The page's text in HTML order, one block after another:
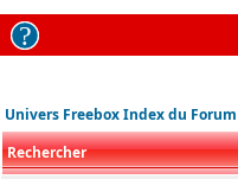
Univers Freebox Index du Forum
Rechercher